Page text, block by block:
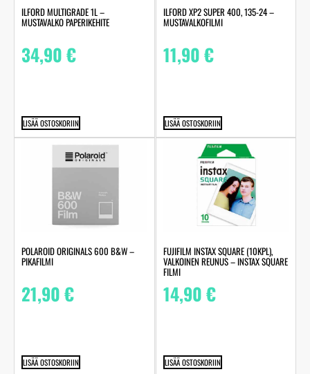
ILFORD MULTIGRADE 1L –
MUSTAVALKO PAPERIKEHITE
34,90€
LISÄÄ OSTOSKORIIN
ILFORD XP2 SUPER 400, 135-24 –
MUSTAVALKOFILMI
11,90€
LISÄÄ OSTOSKORIIN
POLAROID ORIGINALS 600 B&W –
PIKAFILMI
21,90€
LISÄÄ OSTOSKORIIN
FUJIFILM INSTAX SQUARE (10KPL),
VALKOINEN REUNUS – INSTAX SQUARE
FILMI
14,90€
LISÄÄ OSTOSKORIIN